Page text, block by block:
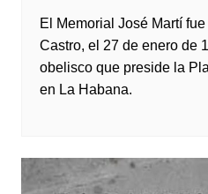
El Memorial José Martí
Castro, el 27 de enero de
obelisco que preside la
en La Habana.